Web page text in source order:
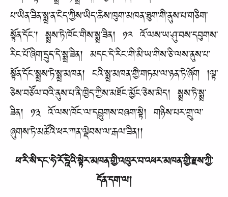
པ་ཡིན་ཟིན་སྨྲ་ན་ངེད་ཀྱིས་ཡིད་ཆེས་ཁུག་མཁན་ཐུག་གི་ནུས་པ་གཅིག་
སྟོན་དོང་། སྨྲས་ཏེ་ཁོང་གིས་སྨྲ་ཟིན། ༡༢ འོ་ལས་ཡ་ཤུ་བས་དབུགས་
རིང་པོ་ཞིག་དྲུད་དེ་སྨྲ་ཟིན། མདང་དེ་རིང་གི་མི་ཡ་གིས་ཅི་ལས་ནུས་པ་
སྟོན་དོང་སྨྲས་ཏེ་སྨྲ་མཁན། ངའི་སྨྲ་མཁན་གྱི་གཏམ་ལ་ཉན་ཏེ་ཞོག །ལྟ་
ཅེས་བཙོལ་བའི་ནུས་པ་ནི་ཁྱེད་ཀྱིས་མཐོང་མྱོང་ཅེས་མེད། སྨྲས་ཏེ་སྨྲ་
ཟིན། ༡༣ འོ་ལས་ཁོང་ལ་དབྱུགས་བཞག་སྟེ། གཉིས་པར་གྲུ་ལ་
ཞུགས་ཏེ་མཚོའི་ཕར་ཀན་ལྡེབས་ལ་རྒལ་ཟིན།།
ཕ་རི་སི་དང་ཧེ་རོ་དྰེའི་སྟེར་མཁན་གྱི་འཁུར་བ་འཕར་མཁན་གྱི་རྫས་ཀྱི་
དོན་དག་ལ།